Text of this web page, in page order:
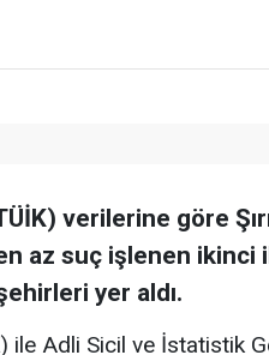
verilerine göre
az suç işlenen ikinci
yer aldı.
ile Adli Sicil ve İstatistik